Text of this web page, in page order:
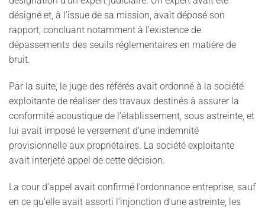
désigné et, à l’issue de sa mission, avait déposé son
rapport, concluant notamment à l’existence de
dépassements des seuils réglementaires en matière de
bruit.
Par la suite, le juge des référés avait ordonné à la société
exploitante de réaliser des travaux destinés à assurer la
conformité acoustique de l’établissement, sous astreinte, et
lui avait imposé le versement d’une indemnité
provisionnelle aux propriétaires. La société exploitante
avait interjeté appel de cette décision.
La cour d’appel avait confirmé l’ordonnance entreprise, sauf
en ce qu’elle avait assorti l’injonction d’une astreinte, les